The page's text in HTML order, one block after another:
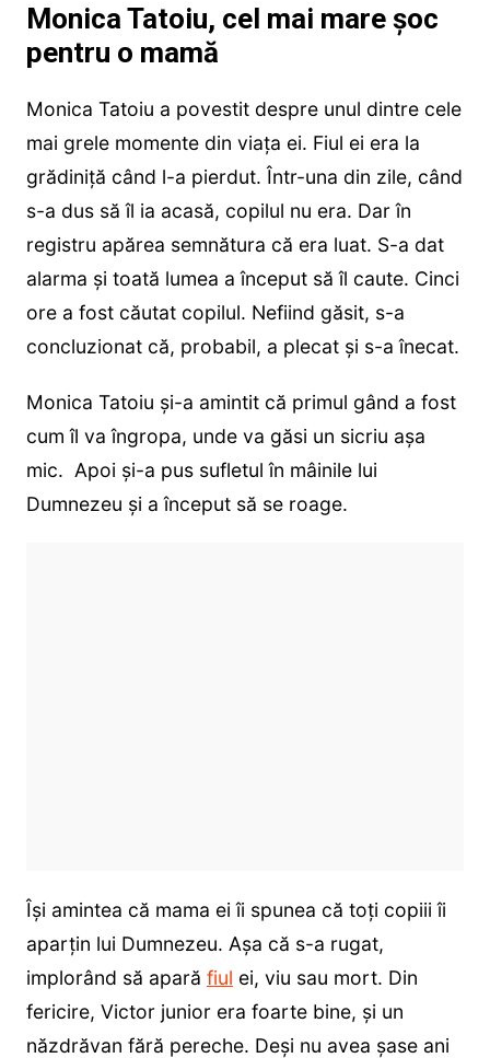
Monica Tatoiu, cel mai mare șoc
pentru o mamă
Monica Tatoiu a povestit despre unul dintre cele
mai grele momente din viața ei. Fiul ei era la
grădiniță când l-a pierdut. Într-una din zile, când
s-a dus să îl ia acasă, copilul nu era. Dar în
registru apărea semnătura că era luat. S-a dat
alarma și toată lumea a început să îl caute. Cinci
ore a fost căutat copilul. Nefiind găsit, s-a
concluzionat că, probabil, a plecat și s-a înecat.
Monica Tatoiu și-a amintit că primul gând a fost
cum îl va îngropa, unde va găsi un sicriu așa
mic. Apoi și-a pus sufletul în mâinile lui
Dumnezeu și a început să se roage.
Își amintea că mama ei îi spunea că toți copiii îi
aparțin lui Dumnezeu. Așa că s-a rugat,
implorând să apară fiul ei, viu sau mort. Din
fericire, Victor junior era foarte bine, și un
năzdrăvan fără pereche. Deși nu avea șase ani